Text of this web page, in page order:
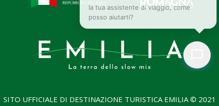
SITO UFFICIALE DI DESTINAZIONE TURISTICA EMILIA © 2021
la tua assistente di viaggio, come
posso aiutarti?